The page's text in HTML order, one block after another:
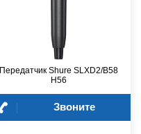
Передатчик Shure SLXD2/B58
H56
Звоните